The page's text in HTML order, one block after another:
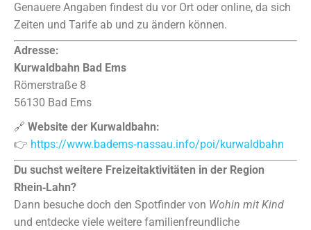
Genauere Angaben findest du vor Ort oder online, da sich
Zeiten und Tarife ab und zu ändern können.
Adresse:
Kurwaldbahn Bad Ems
Römerstraße 8
56130 Bad Ems
🔗 Website der Kurwaldbahn:
👉 https://www.badems‑nassau.info/poi/kurwaldbahn
Du suchst weitere Freizeitaktivitäten in der Region
Rhein‑Lahn?
Dann besuche doch den Spotfinder von Wohin mit Kind
und entdecke viele weitere familienfreundliche